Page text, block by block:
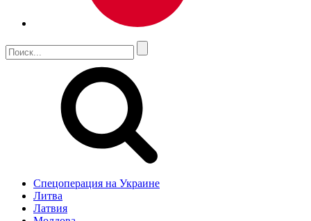
Спецоперация на Украине
Литва
Латвия